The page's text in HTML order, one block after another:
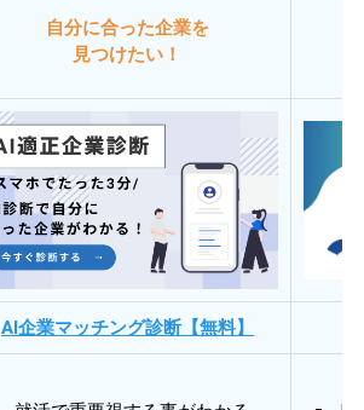
自分に合った企業を
見つけたい！
AI企業マッチング診断【無料】